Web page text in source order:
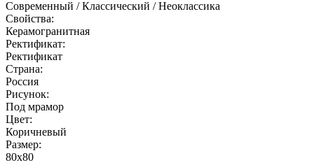
Современный / Классический / Неоклассика
Свойства:
Керамогранитная
Ректификат:
Ректификат
Страна:
Россия
Рисунок:
Под мрамор
Цвет:
Коричневый
Размер:
80x80